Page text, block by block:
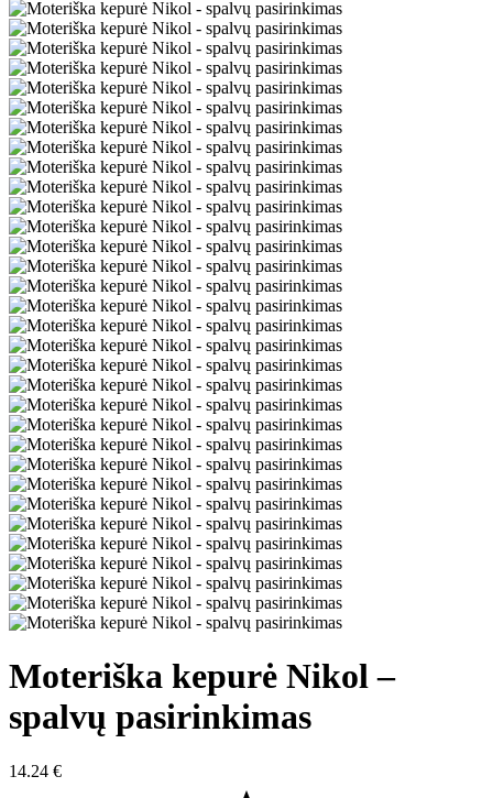
Moteriška kepurė Nikol –
spalvų pasirinkimas
14.24 €